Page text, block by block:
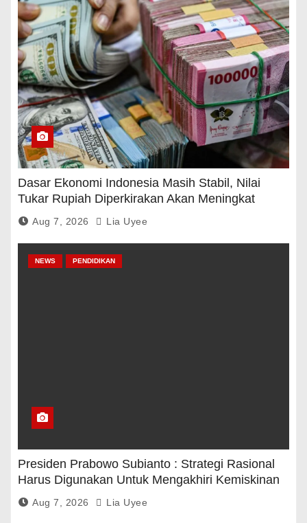
Dasar Ekonomi Indonesia Masih Stabil, Nilai
Tukar Rupiah Diperkirakan Akan Meningkat
Aug 7, 2026 Lia Uyee
NEWS PENDIDIKAN
Presiden Prabowo Subianto : Strategi Rasional
Harus Digunakan Untuk Mengakhiri Kemiskinan
Aug 7, 2026 Lia Uyee